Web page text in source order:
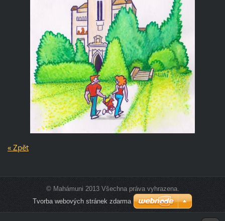
« Zpět
© Mahámuni 2013 Všechna práva vyhrazena.
Tvorba webových stránek zdarma